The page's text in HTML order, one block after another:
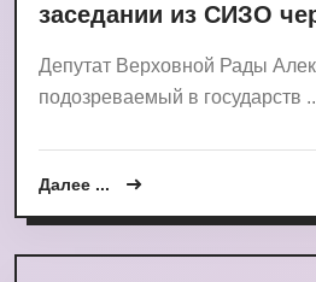
заседании из СИЗО
Депутат Верховной Рады
подозреваемый в государств
Далее ...